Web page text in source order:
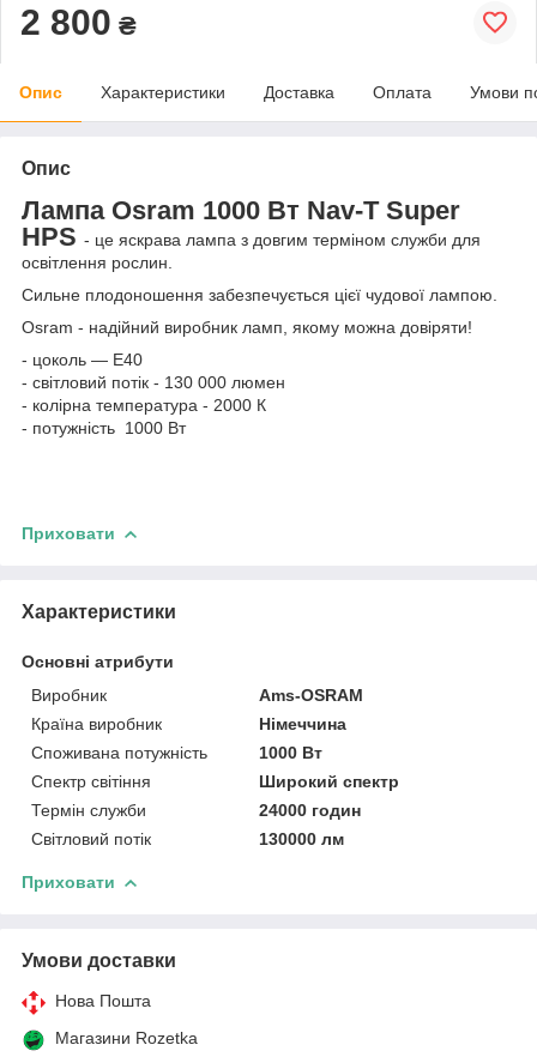
2 800 ₴
Опис Характеристики Доставка Оплата Умови
Опис
Лампа Osram 1000 Вт Nav-T Super
HPS - це яскрава лампа з довгим терміном служби для
освітлення рослин.
Сильне плодоношення забезпечується цієї чудової лампою.
Osram - надійний виробник ламп, якому можна довіряти!
- цоколь — Е40
- світловий потік - 130 000 люмен
- колірна температура - 2000 К
- потужність 1000 Вт
Приховати
Характеристики
Основні атрибути
Виробник
Ams-OSRAM
Країна виробник
Німеччина
Споживана потужність
1000 Вт
Спектр світіння
Широкий спектр
Термін служби
24000 годин
Світловий потік
130000 лм
Приховати
Умови доставки
Нова Пошта
Магазини Rozetka